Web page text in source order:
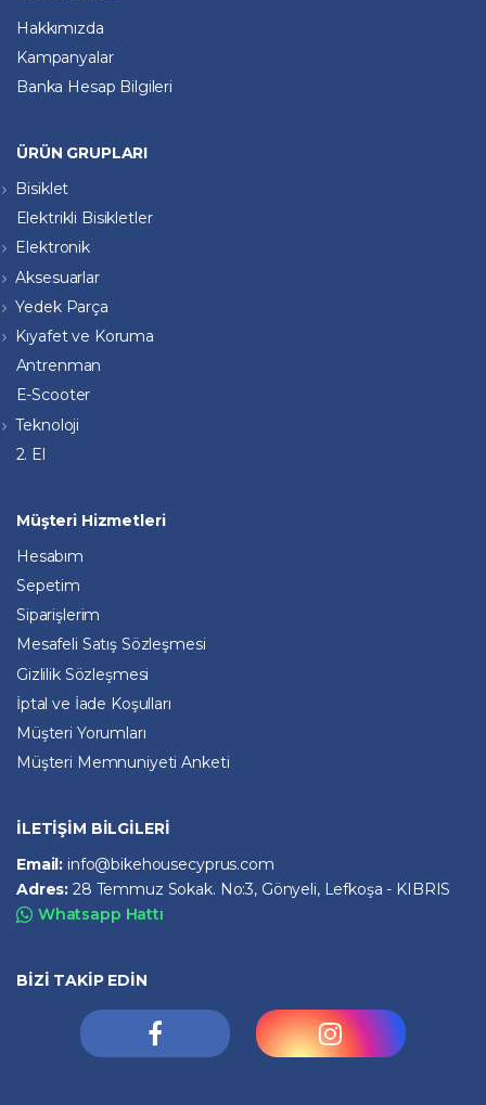
Hakkımızda
Kampanyalar
Banka Hesap Bilgileri
ÜRÜN GRUPLARI
Bisiklet
Elektrikli Bisikletler
Elektronik
Aksesuarlar
Yedek Parça
Kıyafet ve Koruma
Antrenman
E-Scooter
Teknoloji
2. El
Müşteri Hizmetleri
Hesabım
Sepetim
Siparişlerim
Mesafeli Satış Sözleşmesi
Gizlilik Sözleşmesi
İptal ve İade Koşulları
Müşteri Yorumları
Müşteri Memnuniyeti Anketi
İLETİŞİM BİLGİLERİ
Email: info@bikehousecyprus.com
Adres:28 Temmuz Sokak. No:3, Gönyeli, Lefkoşa - KIBRIS
Whatsapp Hattı
BİZİ TAKİP EDİN